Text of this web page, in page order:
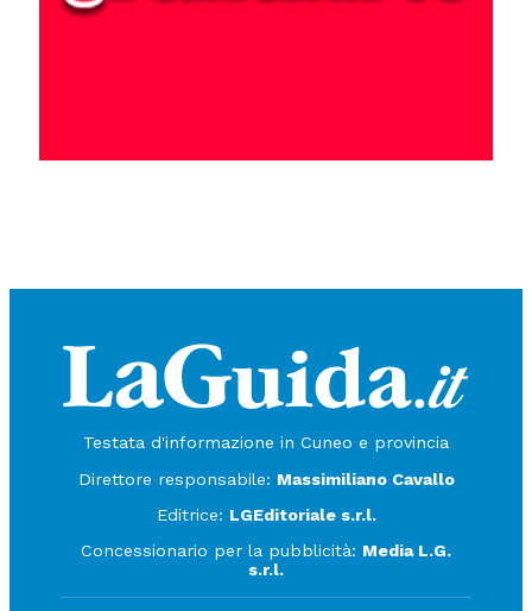
Testata d'informazione in Cuneo e provincia
Direttore responsabile: Massimiliano Cavallo
Editrice: LGEditoriale s.r.l.
Concessionario per la pubblicità: Media L.G.
s.r.l.